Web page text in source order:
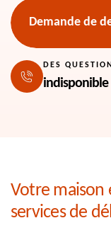
Demande de
DES
indisponible
Votre maison
services de